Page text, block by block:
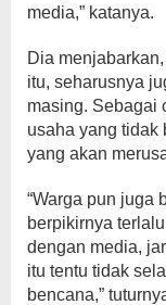
media,” katanya.
Dia
itu, seharusnya
masing. Sebagai
usaha yang tidak
yang akan
“Warga pun juga
berpikirnya
dengan media,
itu tentu tidak
bencana,”